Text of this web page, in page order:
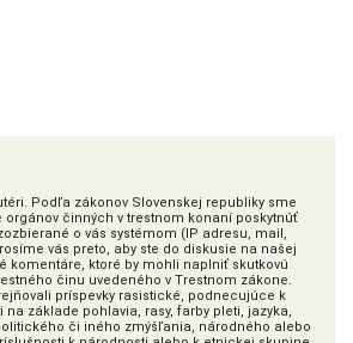
Podľa zákonov Slovenskej republiky sme
činných v trestnom konaní poskytnúť
o vás systémom (IP adresu, mail,
vás preto, aby ste do diskusie na našej
komentáre, ktoré by mohli naplniť skutkovú
činu uvedeného v Trestnom zákone.
príspevky rasistické, podnecujúce k
základe pohlavia, rasy, farby pleti, jazyka,
či iného zmýšľania, národného alebo